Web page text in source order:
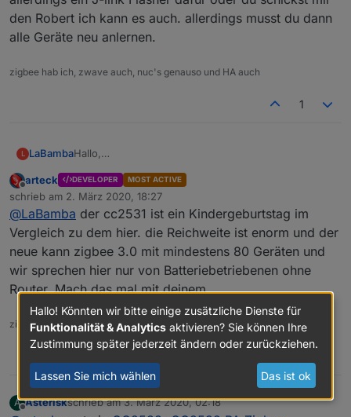
den Robert ich kann es auch. allerdings musst du dann
alle Geräte neu anlernen.
zigbee hab ich, zwave auch, nuc's genauso und HA auch
1
L LaBambaHallo,
Ich verwende noch den CC2531. Was ist dein
Problem damit?
Was kann der Stick besser als der CC2531 und
vorallem wie ist die Reichweite?
Offline
arteck DEVELOPER MOST ACTIVE
schrieb am 2. März 2020, 18:27
zuletzt editiert von
@LaBamba der cc2531 ist ein Kindergeburtstag im
Vergleich zu dem hier. die Reichweite ist enorm und der
neue kann zigbee 3.0 mit mindestens 80 Geräten und
wir sprechen hier nur von Batteriebetriebenen ohne
Router. Mach das mal mit deinem
zigbee hab ich, zwave auch, nuc's genauso und HA auch
A
Offline
Asteriskschrieb am3. März 2020, 02:18
zuletzt editiert von
Hallo! Könnten wir bitte einige zusätzliche Dienste für
Funktionalität & Analytics aktivieren? Sie können Ihre
Zustimmung später jederzeit ändern oder zurückziehen.
Lassen Sie mich wählen Das ist ok